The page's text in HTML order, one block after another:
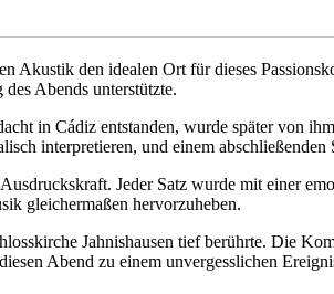
Akustik den idealen Ort für dieses
Abends unterstützte.​
in Cádiz entstanden, wurde später von
interpretieren, und einem abschließenden
Jeder Satz wurde mit einer
gleichermaßen hervorzuheben.​
Jahnishausen tief berührte. Die
Abend zu einem unvergesslichen